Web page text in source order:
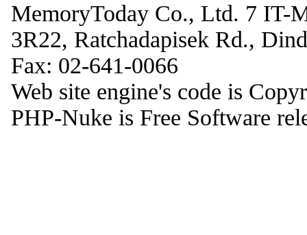
MemoryToday Co., Ltd. 7 IT-
3R22, Ratchadapisek Rd.,
Fax: 02-641-0066
Web site engine's code is
PHP-Nuke is Free Software